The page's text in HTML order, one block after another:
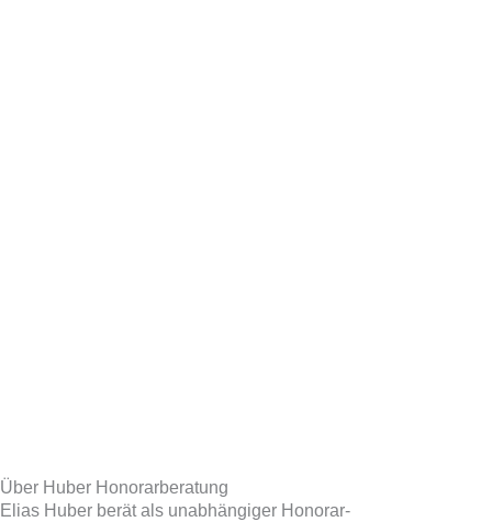
Über Huber Honorarberatung
Elias Huber berät als unabhängiger Honorar-